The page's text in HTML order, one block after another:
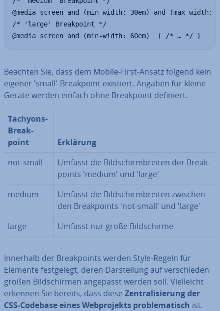
@media screen and (min-width: 30em) and (max-
/* 'large' Breakpoint */
@media screen and (min-width: 60em)  { /* … */ }
Beachten Sie, dass dem Mobile-First-Ansatz folgend kein
eigener 'small'-Break­point existiert. Angaben für kleine
Geräte werden einfach ohne Break­point definiert.
Tachyons-
Break­
point
Erklärung
not-small
Umfasst die Bild­schirm­brei­ten der Break­
points 'medium' und 'large'
medium
Umfasst die Bild­schirm­brei­ten zwischen
den Break­points 'not-small' und 'large'
large
Umfasst nur große Bild­schir­me
Innerhalb der Break­points werden Style-Regeln für
Elemente fest­ge­legt, deren Dar­stel­lung auf ver­schie­den
großen Bild­schir­men angepasst werden soll. Viel­leicht
erkennen Sie bereits, dass diese Zen­tra­li­sie­rung der
CSS-Codebase eines Web­pro­jekts pro­ble­ma­tisch ist.